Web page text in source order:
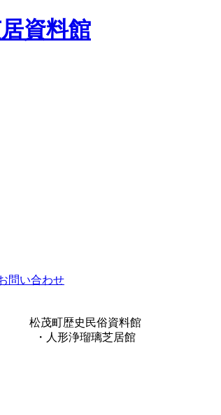
資料館
問い合わせ
松茂町歴史民俗資料館
・人形浄瑠璃芝居館